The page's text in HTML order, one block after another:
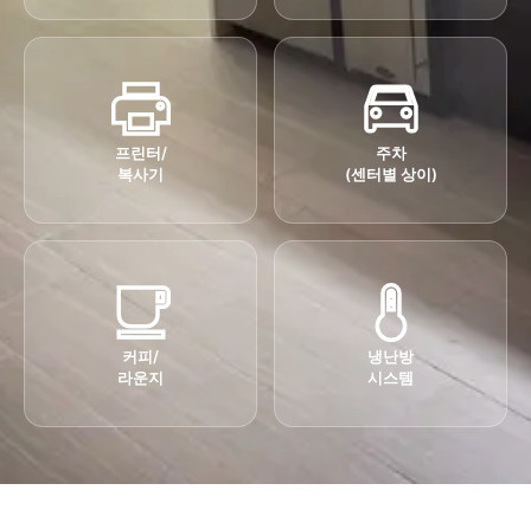
프린터/
복사기
주차
(센터별 상이)
커피/
라운지
냉난방
시스템